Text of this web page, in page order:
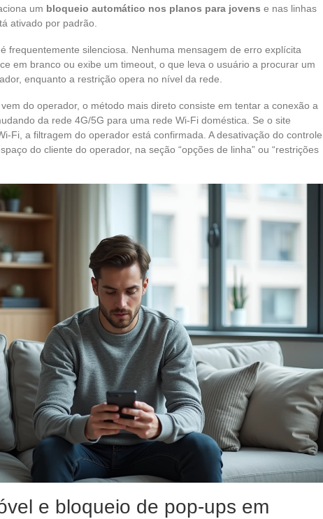
um bloqueio automático nos planos para jovens e nas linhas
ativado por padrão.
frequentemente silenciosa. Nenhuma mensagem de erro explícita
em branco ou exibe um timeout, o que leva o usuário a procurar um
enquanto a restrição opera no nível da rede.
do operador, o método mais direto consiste em tentar a conexão a
da rede 4G/5G para uma rede Wi-Fi doméstica. Se o site
Fi, a filtragem do operador está confirmada. A desativação do controle
do cliente do operador, na seção “opções de linha” ou “restrições
e bloqueio de pop-ups em